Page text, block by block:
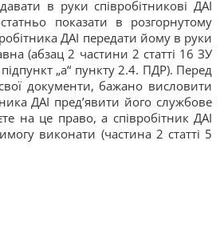
в руки співробітникові ДАІ
показати в розгорнутому
ДАІ передати йому в руки
(абзац 2 частини 2 статті 16 ЗУ
підпункт „а“ пункту 2.4. ПДР). Перед
документи, бажано висловити
ДАІ пред’явити його службове
на це право, а співробітник ДАІ
виконати (частина 2 статті 5